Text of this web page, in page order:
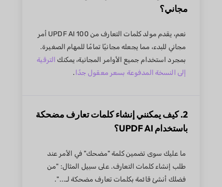
مجاني؟
نعم، يقدم مولد كلمات التعارف من UPDF AI 100 أمر
مجاني للبدء، مما يجعله مجانيًا تمامًا للمهام الصغيرة.
بمجرد استخدام جميع الأوامر المجانية، يمكنك الترقية
إلى النسخة المدفوعة بسعر معقول جدًا.
2. كيف يمكنني إنشاء كلمات تعارف مضحكة
باستخدام UPDF AI؟
ما عليك سوى تضمين كلمة "مضحك" في الأمر عند
طلب إنشاء كلمات التعارف. على سبيل المثال: "من
فضلك أنشئ قائمة بكلمات تعارف مضحكة لـ...".